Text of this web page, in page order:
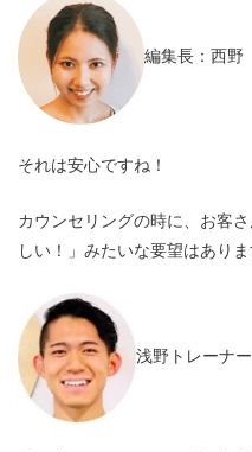
編集長：西野
それは安心ですね！
カウンセリングの時に、お客
しい！」みたいな要望はありま
浅野トレーナー